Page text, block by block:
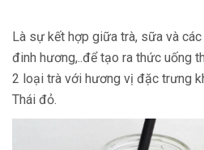
Là sự kết hợp giữa trà, sữa và
đinh hương,..để tạo ra thức uống
2 loại trà với hương vị đặc trưng
Thái đỏ.